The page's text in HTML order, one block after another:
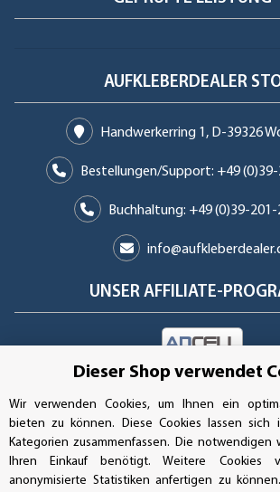
AUFKLEBERDEALER
Handwerkerring 1, D-39326
Bestellungen/Support: +49
Buchhaltung: +49 (0)39-
UNSER AFFILIATE-
UNSERE
SSL-Verschlüsselung
Dieser Shop verwendet
Wir verwenden Cookies, um Ihnen ein
bieten zu können. Diese Cookies lassen sich
Kategorien zusammenfassen. Die notwendigen
Ihren Einkauf benötigt. Weitere Cookies
anonymisierte Statistiken anfertigen zu